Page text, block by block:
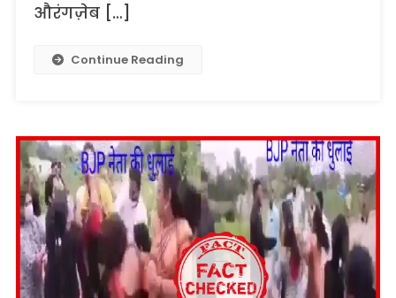
औरंगज़ेब […]
Continue Reading